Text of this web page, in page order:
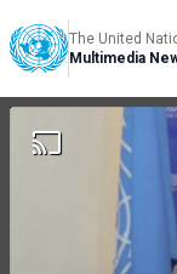
The United
Multimedia